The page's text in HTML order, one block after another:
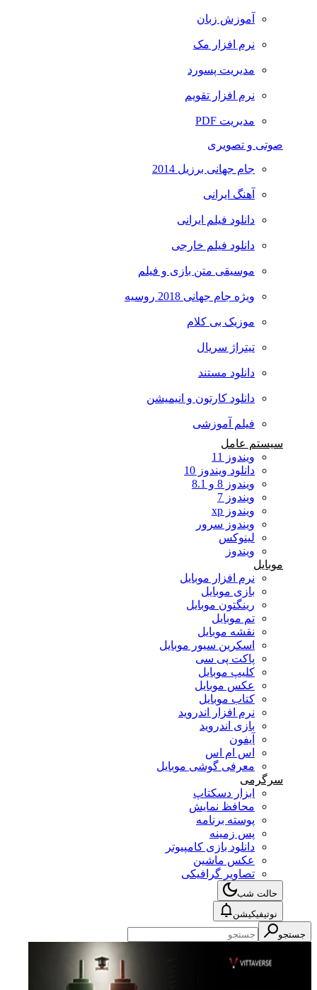
آموزش زبان
نرم افزار مک
مدیریت پسورد
نرم افزار تقویم
مدیریت PDF
صوتی و تصویری
جام جهانی برزیل 2014
آهنگ ایرانی
دانلود فیلم ایرانی
دانلود فیلم خارجی
موسیقی متن بازی و فیلم
ویژه جام جهانی 2018 روسیه
موزیک بی کلام
تیتراژ سریال
دانلود مستند
دانلود کارتون و انیمیشن
فیلم آموزشی
سیستم عامل
ویندوز 11
دانلود ویندوز 10
ویندوز 8 و 8.1
ویندوز 7
ویندوز xp
ویندوز سرور
لینوکس
ویندوز
موبایل
نرم افزار موبایل
بازی موبایل
رینگتون موبایل
تم موبایل
نقشه موبایل
اسکرین سیور موبایل
پاکت پی سی
کلیپ موبایل
عکس موبایل
کتاب موبایل
نرم افزار اندروید
بازی اندروید
آیفون
اس ام اس
معرفی گوشی موبایل
سرگرمی
ابزار دسکتاپ
محافظ نمایش
پوسته برنامه
پس زمینه
دانلود بازی کامپیوتر
عکس ماشین
تصاویر گرافیکی
حالت شب
نوتیفیکیشن
جستجو